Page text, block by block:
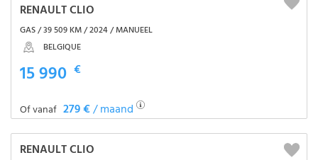
RENAULT CLIO
GAS / 39 509 KM / 2024 / MANUEEL
BELGIQUE
15 990 €
Of vanaf 279 €/ maand
RENAULT CLIO